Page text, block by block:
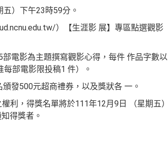
）下午23時59分。
）【生涯影 展】專區點選觀影
電影為主題撰寫觀影心得，每件 作品字數以
部電影限投稿1 件）。
發500元超商禮券，以及獎狀各 一。
利，得獎名單將於111年12月9日 （星期五）
得獎者。